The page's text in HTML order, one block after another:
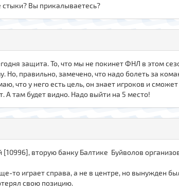
стыки? Вы прикалываетесь?
защита. То, что мы не покинет ФНЛ в этом
Но, правильно, замечено, что надо болеть за
что у него есть цель, он знает игроков и
А там будет видно. Надо выйти на 5 место!
вторую банку Балтике Буйволов
то играет справа, а не в центре, но вынужден
свою позицию.